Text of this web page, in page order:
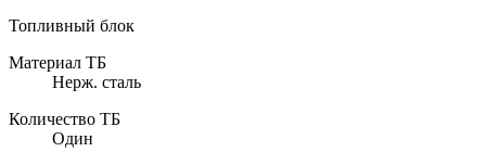
Топливный блок
Материал ТБ
Нерж. сталь
Количество ТБ
Один